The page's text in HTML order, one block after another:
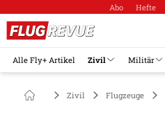
Abo Hefte
Alle Fly+ Artikel Zivil Militär
Zivil Flugzeuge